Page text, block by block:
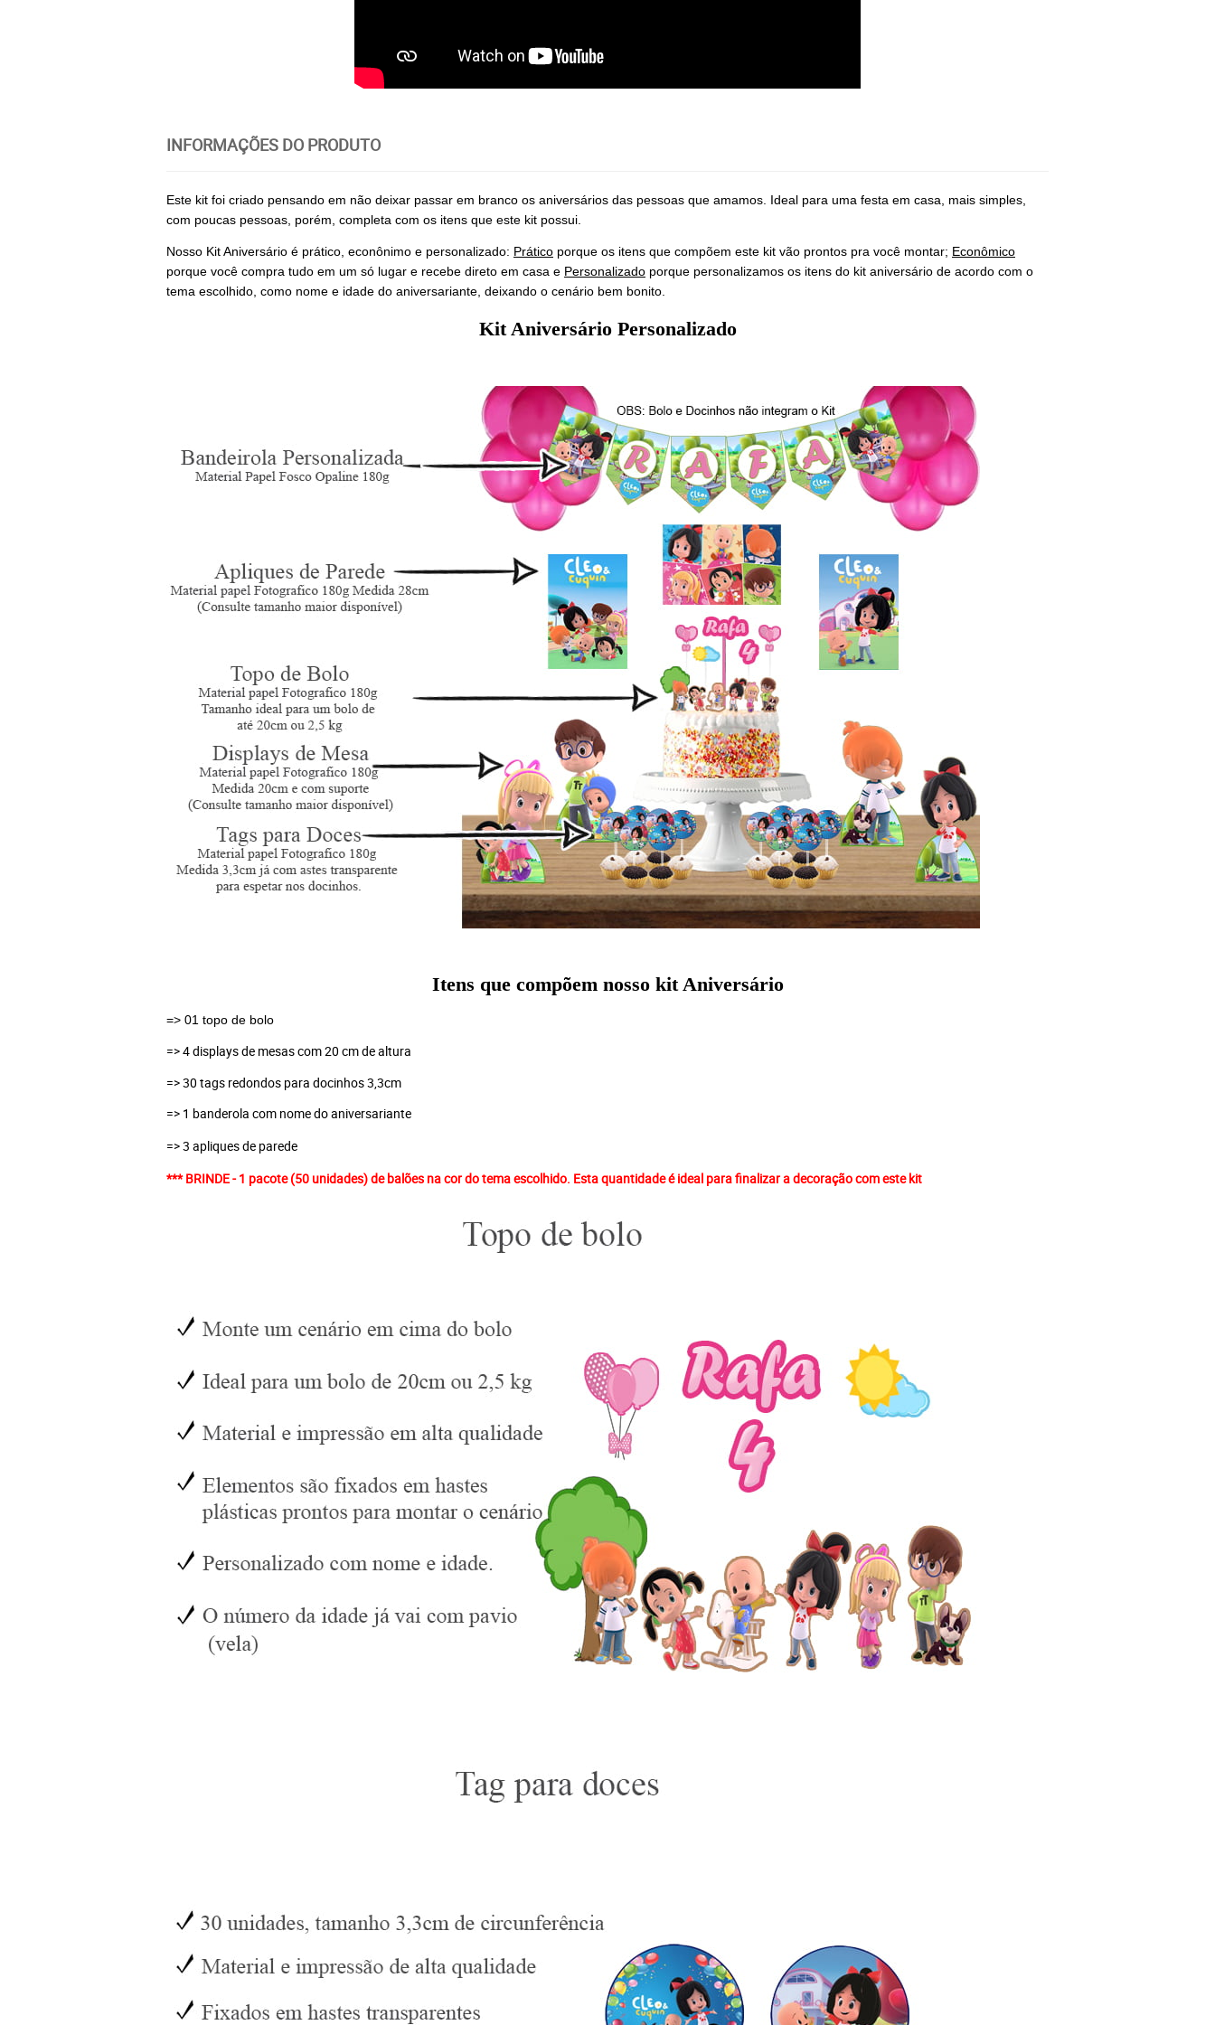
INFORMAÇÕES DO PRODUTO
Este kit foi criado pensando em não deixar passar em branco os aniversários das pessoas que amamos. Ideal para uma festa em casa, mais simples,
com poucas pessoas, porém, completa com os itens que este kit possui.
Nosso Kit Aniversário é prático, econônimo e personalizado: Prático porque os itens que compõem este kit vão prontos pra você montar; Econômico
porque você compra tudo em um só lugar e recebe direto em casa e Personalizado porque personalizamos os itens do kit aniversário de acordo com o
tema escolhido, como nome e idade do aniversariante, deixando o cenário bem bonito.
Kit Aniversário Personalizado
Itens que compõem nosso kit Aniversário
=> 01 topo de bolo
=> 4 displays de mesas com 20 cm de altura
=> 30 tags redondos para docinhos 3,3cm
=> 1 banderola com nome do aniversariante
=> 3 apliques de parede
*** BRINDE - 1 pacote (50 unidades) de balões na cor do tema escolhido. Esta quantidade é ideal para finalizar a decoração com este kit